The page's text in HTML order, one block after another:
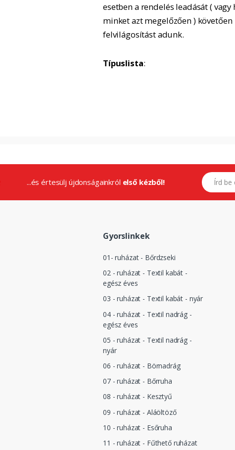
esetben a rendelés leadását (
minket azt megelőzően ) követően
felvilágosítást adunk.
Típuslista:
...és értesülj újdonságainkról első kézből!
E-mail
Gyorslinkek
01- ruházat - Bőrdzseki
02 - ruházat - Textil kabát -
egész éves
03 - ruházat - Textil kabát - nyár
04 - ruházat - Textil nadrág -
egész éves
05 - ruházat - Textil nadrág -
nyár
06 - ruházat - Börnadrág
07 - ruházat - Bőrruha
08 - ruházat - Kesztyű
09 - ruházat - Aláöltöző
10 - ruházat - Esőruha
11 - ruházat - Fűthető ruházat